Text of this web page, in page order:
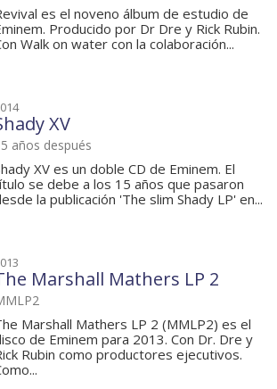
es el noveno álbum de estudio de
Producido por Dr Dre y Rick Rubin.
Walk on water con la colaboración...
XV
años después
XV es un doble CD de Eminem. El
se debe a los 15 años que pasaron
la publicación 'The slim Shady LP' en...
Marshall Mathers LP 2
Marshall Mathers LP 2 (MMLP2) es el
de Eminem para 2013. Con Dr. Dre y
Rubin como productores ejecutivos.